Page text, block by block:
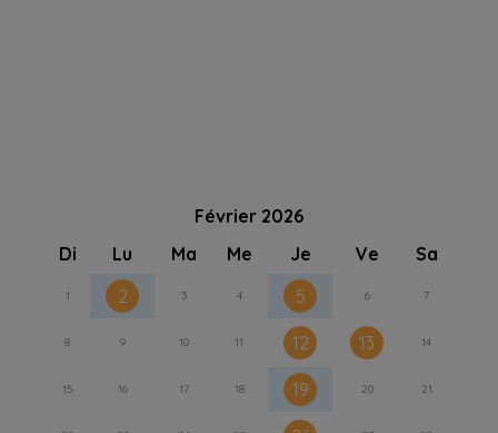
Février 2026
Di
Lu Ma Me Je Ve Sa
1 2 3 4 5 6 7
8 9 10 11 12 13 14
15 16 17 18 19 20 21